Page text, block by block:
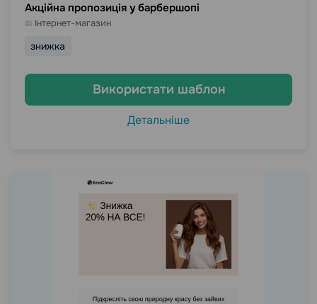
Акційна пропозиція у барбершопі
Інтернет-магазин
знижка
Використати шаблон
Детальніше